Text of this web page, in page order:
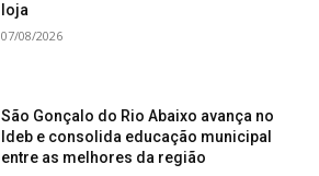
loja
07/08/2026
São Gonçalo do Rio Abaixo avança no
Ideb e consolida educação municipal
entre as melhores da região